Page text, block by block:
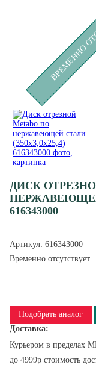
ДИСК
НЕРЖАВЕЮЩЕЙ
616343000
Артикул: 616343000
Временно отсутствует
Подобрать аналог
Доставка:
Курьером в пределах
до 4999р стоимость